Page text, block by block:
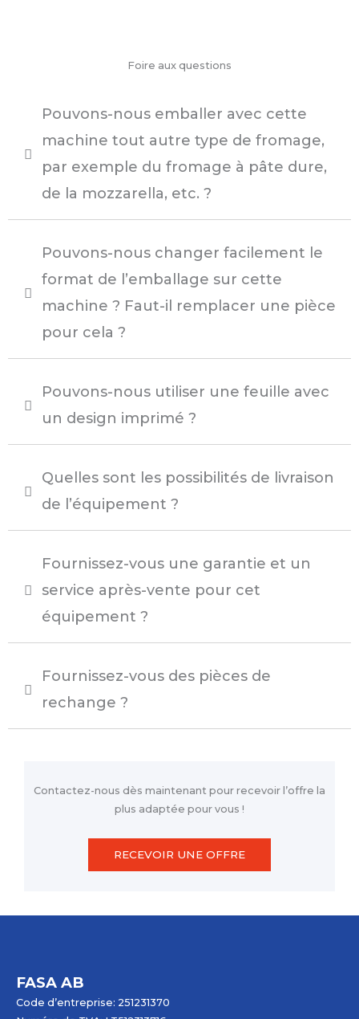
Foire aux questions
Pouvons-nous emballer avec cette
machine tout autre type de fromage,
par exemple du fromage à pâte dure,
de la mozzarella, etc. ?
Pouvons-nous changer facilement le
format de l’emballage sur cette
machine ? Faut-il remplacer une pièce
pour cela ?
Pouvons-nous utiliser une feuille avec
un design imprimé ?
Quelles sont les possibilités de livraison
de l’équipement ?
Fournissez-vous une garantie et un
service après-vente pour cet
équipement ?
Fournissez-vous des pièces de
rechange ?
Contactez-nous dès maintenant pour recevoir l’offre la
plus adaptée pour vous !
RECEVOIR UNE OFFRE
FASA AB
Code d’entreprise: 251231370